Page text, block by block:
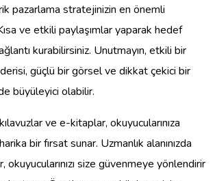
pazarlama stratejinizin en önemli
ve etkili paylaşımlar yaparak hedef
kurabilirsiniz. Unutmayın, etkili bir
güçlü bir görsel ve dikkat çekici bir
büyüleyici olabilir.
ve e-kitaplar, okuyucularınıza
bir fırsat sunar. Uzmanlık alanınızda
okuyucularınızı size güvenmeye yönlendirir